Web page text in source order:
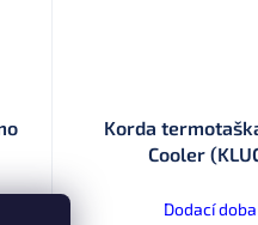
Korda
Cooler
Dodací